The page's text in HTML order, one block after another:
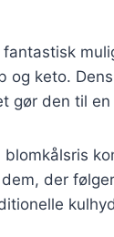
fantastisk
og keto.
gør den til
blomkålsris
der